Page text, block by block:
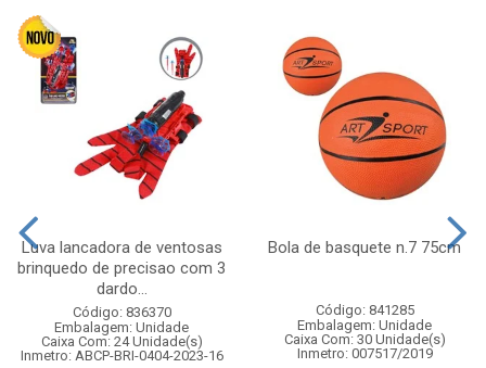
Luva lancadora de ventosas
brinquedo de precisao com 3
dardo...
Código: 836370
Embalagem: Unidade
Caixa Com: 24 Unidade(s)
Inmetro: ABCP-BRI-0404-2023-16
Bola de basquete n.7 75cm
Código: 841285
Embalagem: Unidade
Caixa Com: 30 Unidade(s)
Inmetro: 007517/2019